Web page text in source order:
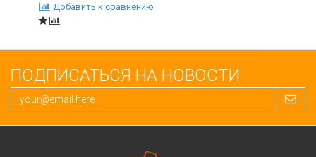
Добавить к сравнению
ПОДПИСАТЬСЯ НА НОВОСТИ